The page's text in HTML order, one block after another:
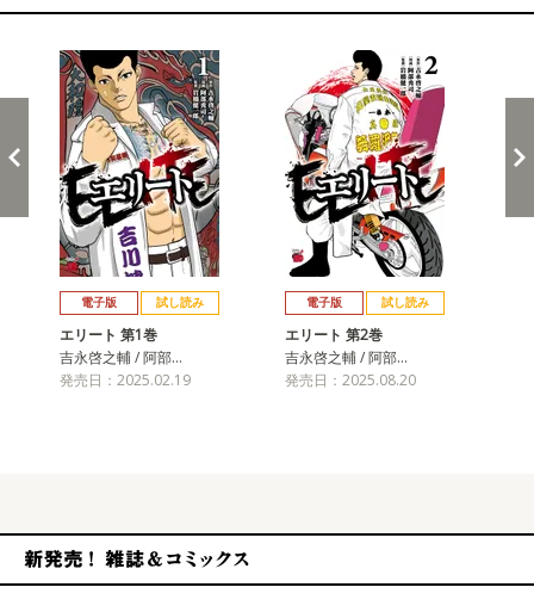
電子版 試し読み
エリート 第1巻
吉永啓之輔 / 阿部…
発売日：2025.02.19
電子版 試し読み
エリート 第2巻
吉永啓之輔 / 阿部…
発売日：2025.08.20